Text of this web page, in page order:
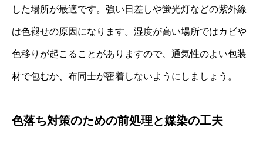
した場所が最適です。強い日差しや蛍光灯などの紫外線
は色褪せの原因になります。湿度が高い場所ではカビや
色移りが起こることがありますので、通気性のよい包装
材で包むか、布同士が密着しないようにしましょう。
色落ち対策のための前処理と媒染の工夫